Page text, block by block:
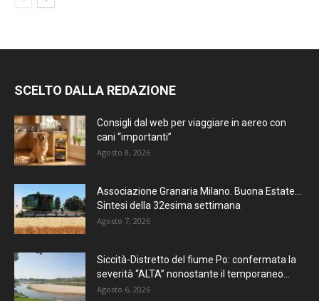
SCELTO DALLA REDAZIONE
Consigli dal web per viaggiare in aereo con
cani “importanti”
Agosto 8, 2026
Associazione Granaria Milano. Buona Estate…
Sintesi della 32esima settimana
Agosto 7, 2026
Siccità-Distretto del fiume Po: confermata la
severità “ALTA” nonostante il temporaneo...
Agosto 6, 2026